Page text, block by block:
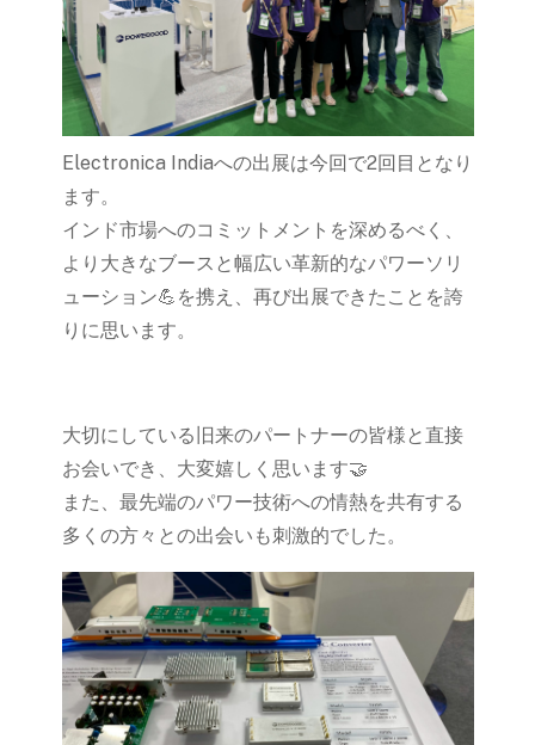
Electronica Indiaへの出展は今回で2回目となり
ます。
インド市場へのコミットメントを深めるべく、
より大きなブースと幅広い革新的なパワーソリ
ューション💪を携え、再び出展できたことを誇
りに思います。
大切にしている旧来のパートナーの皆様と直接
お会いでき、大変嬉しく思います🤝
また、最先端のパワー技術への情熱を共有する
多くの方々との出会いも刺激的でした。